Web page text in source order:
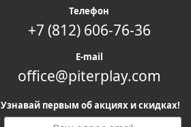
Телефон
+7 (812) 606-76-36
E-mail
office@piterplay.com
Узнавай первым об акциях и скидках!